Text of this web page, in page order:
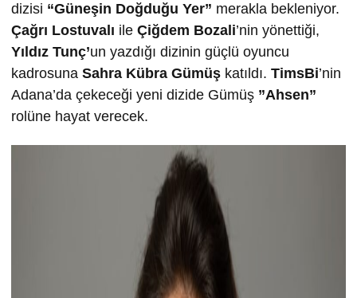
dizisi “Güneşin Doğduğu Yer” merakla bekleniyor.
Çağrı Lostuvalı ile Çiğdem Bozali’nin yönettiği,
Yıldız Tunç’un yazdığı dizinin güçlü oyuncu
kadrosuna Sahra Kübra Gümüş katıldı. TimsBi’nin
Adana’da çekeceği yeni dizide Gümüş ”Ahsen”
rolüne hayat verecek.